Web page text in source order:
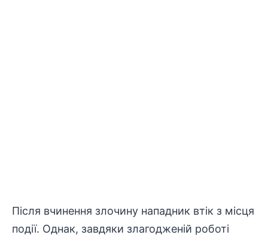
Після вчинення злочину нападник втік з місця
події. Однак, завдяки злагодженій роботі